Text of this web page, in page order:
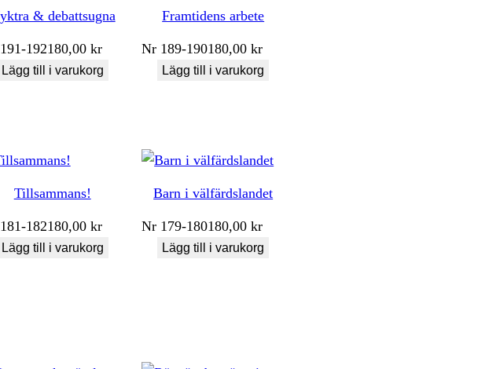
& debattsugna
191-192180,00 kr
Lägg till i varukorg
Framtidens arbete
Nr 189-190180,00kr
Lägg till i varukorg
Tillsammans!
181-182180,00 kr
Lägg till i varukorg
Barn i välfärdslandet
Nr 179-180180,00kr
Lägg till i varukorg